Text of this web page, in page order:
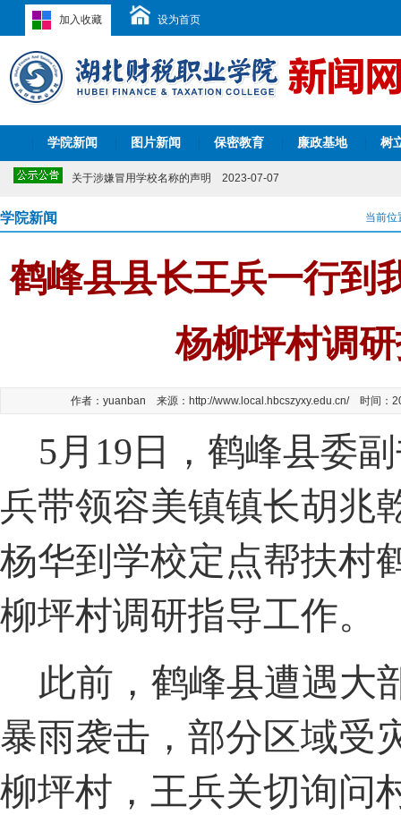
加入收藏 设为首页
学院新闻 图片新闻 保密教育 廉政基地 树
关于2026年清明节放假的通知 2026-03-23
关于开展“我为学校‘十五五’建言献策”意见征集活动的通知2025-11-
关于公布学校信访渠道的公告2025-09-08
湖北财税职业学院2024-2029年校历表2025-06-17
2024年湖北省职业院校技能大赛教师教学能力比赛湖北财税职业学院
关于涉嫌冒用学校名称的声明
2023-07-07
关于2021年暑假放假安排的通知2021-07-05
关于开展“我为学校‘十五五’建言献策”意见征集活动的通知2025-11-
关于公布学校监察室电话和信箱的公告2025-11-11
湖北财税职业学院2024-2029年校历表
2025-06-17
2024年湖北省职业院校技能大赛教师教学能力比赛湖北财税职业学
关于涉嫌冒用学校名称的声明 2023-07-07
湖北财税职业学院实习监督咨询电话
学院新闻 当前位
鹤峰县县长王兵一行到
杨柳坪村调
作者：yuanban 来源：http://www.local.hbcszyxy.edu.cn/ 时间：
5月19日，鹤峰县委
兵带领容美镇镇长胡兆
杨华到学校定点帮扶村
柳坪村调研指导工作。
此前，鹤峰县遭遇大
暴雨袭击，部分区域受
柳坪村，王兵关切询问